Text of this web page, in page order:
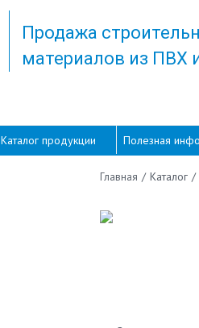
Продажа
материалов из ПВХ
Каталог продукции Полезная
Главная / Каталог /